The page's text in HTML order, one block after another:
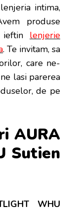
intima,
produse
lenjerie
. Te invitam, sa
care ne-
lasi parerea
de pe
AURA
Sutien
WHU